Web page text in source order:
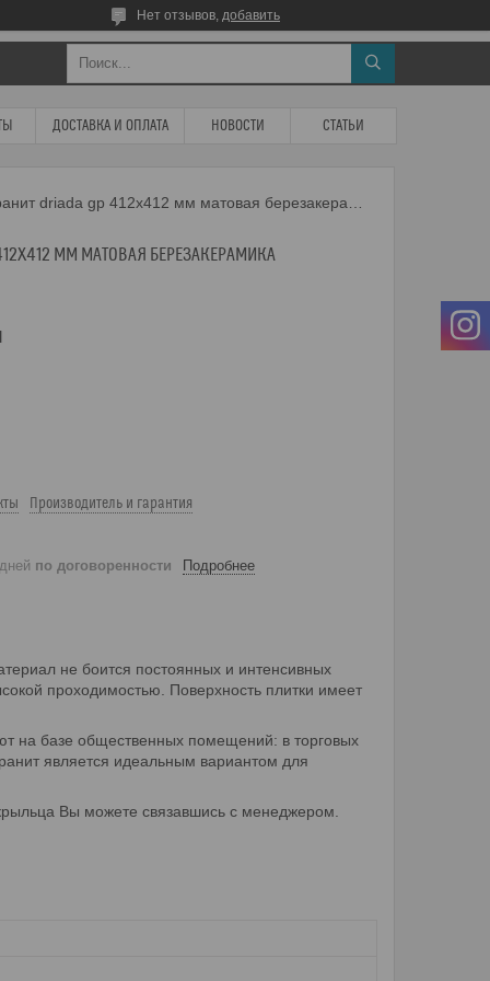
Нет отзывов, добавить
ДОСТАВКА И ОПЛАТА НОВОСТИ СТАТЬИ
ММ МАТОВАЯ БЕРЕЗАКЕРАМИКА
Производитель и гарантия
по договоренности Подробнее
не боится постоянных и интенсивных
проходимостью. Поверхность плитки имеет
на базе общественных помещений: в торговых
является идеальным вариантом для
Вы можете связавшись с менеджером.